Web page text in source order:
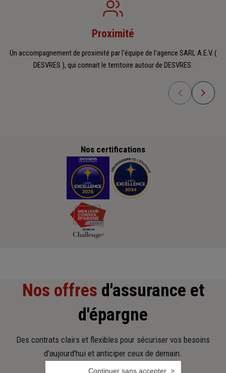
Proximité
Un accompagnement de proximité par l'équipe de l'agence SARL A.E.V. (
DESVRES ), qui connait le territoire autour de DESVRES.
Nos certifications
Nos offres d'assurance et
d'épargne
Des contrats clairs et flexibles pour sécuriser vos besoins
d’aujourd’hui et anticiper ceux de demain.
Continuer sans accepter